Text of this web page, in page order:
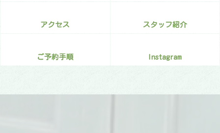
アクセス スタッフ紹介
ご予約手順 Instagram